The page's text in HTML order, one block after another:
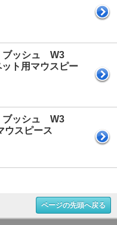
ブッシュ W3
ト用マウスピー
ブッシュ W3
ウスピース
ページの先頭へ戻る